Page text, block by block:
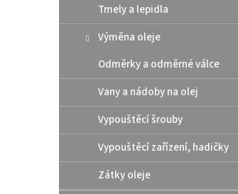
Tmely a lepidla
Výměna oleje
Odměrky a odměrné válce
Vany a nádoby na olej
Vypouštěcí šrouby
Vypouštěcí zařízení, hadičky
Zátky oleje